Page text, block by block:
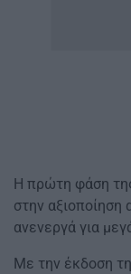
Η πρώτη φάση
στην
ανενεργά για
Με την έκδοση